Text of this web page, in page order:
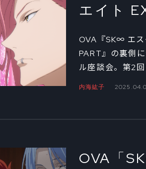
エイト
PART」
子×プロ
による
フ座談会
OVA『SK∞ エ
PART』の裏側
ル座談会。第2
タの、意外な裏
内海紘子
OVA「